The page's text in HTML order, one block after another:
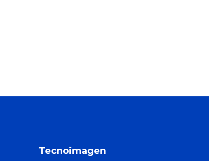
Tecnoimagen